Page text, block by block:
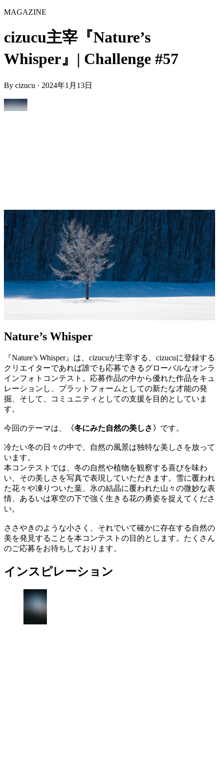
MAGAZINE
cizucu主宰『Nature’s
Whisper』| Challenge #57
By cizucu · 2024年1月13日
Nature’s Whisper
『Nature’s Whisper』は、cizucuが主宰する、cizucuに登録する
クリエイターであれば誰でも応募できるグローバルなオンラ
インフォトコンテスト。応募作品の中から優れた作品をキュ
レーションし、プラットフォームとしての新たな才能の発
掘、そして、コミュニティとしての支援を目的としていま
す。
今回のテーマは、 〈冬にみた自然の美しさ〉 です。
冷たい冬の日々の中で、自然の風景は独特な美しさを放って
います。
本コンテストでは、冬の自然や植物を観察する喜びを味わ
い、その美しさを写真で表現していただきます。雪に覆われ
た花々や凍りついた葉、氷の結晶に覆われた山々の微妙な表
情、あるいは寒空の下で強く生きる花の勇姿を捉えてくださ
い。
ささやきのような小さく、それでいて確かに存在する自然の
美を発見することを本コンテストの目的とします。たくさん
のご応募をお待ちしております。
インスピレーション